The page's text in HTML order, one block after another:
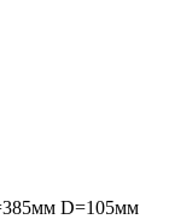
D=105мм